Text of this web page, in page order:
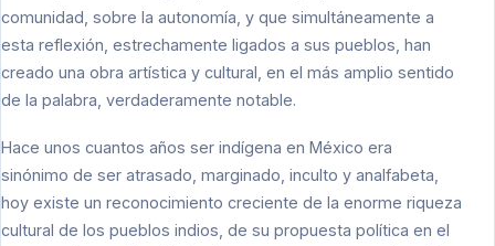
comunidad, sobre la autonomía, y que simultáneamente a
esta reflexión, estrechamente ligados a sus pueblos, han
creado una obra artística y cultural, en el más amplio sentido
de la palabra, verdaderamente notable.
Hace unos cuantos años ser indígena en México era
sinónimo de ser atrasado, marginado, inculto y analfabeta,
hoy existe un reconocimiento creciente de la enorme riqueza
cultural de los pueblos indios, de su propuesta política en el